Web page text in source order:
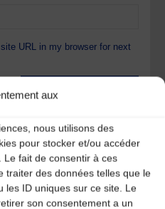
aux
nous utilisons des
pour stocker et/ou accéder
fait de consentir à ces
traiter des données telles que le
les ID uniques sur ce site. Le
son consentement a un
URL in my browser for next
les indésirables.
données de vos